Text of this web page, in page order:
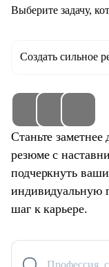
Выберите задачу,
Создать сильное
Станьте заметнее
резюме с
подчеркнуть
индивидуальную
шаг к карьере.